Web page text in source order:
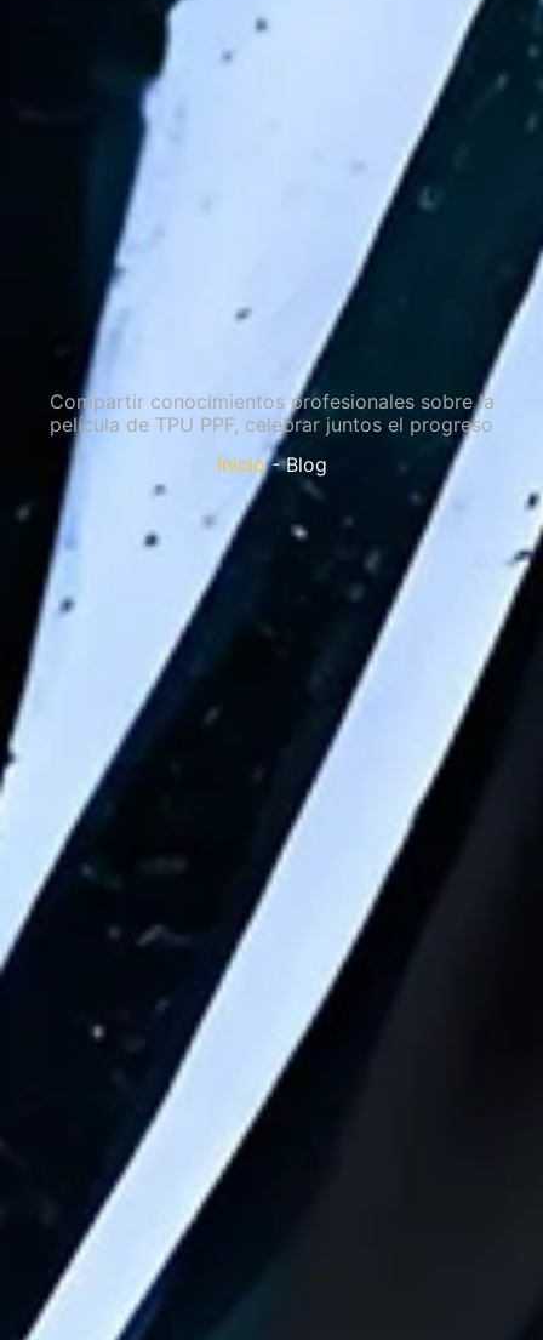
Compartir conocimientos profesionales sobre la
película de TPU PPF, celebrar juntos el progreso
Inicio- Blog